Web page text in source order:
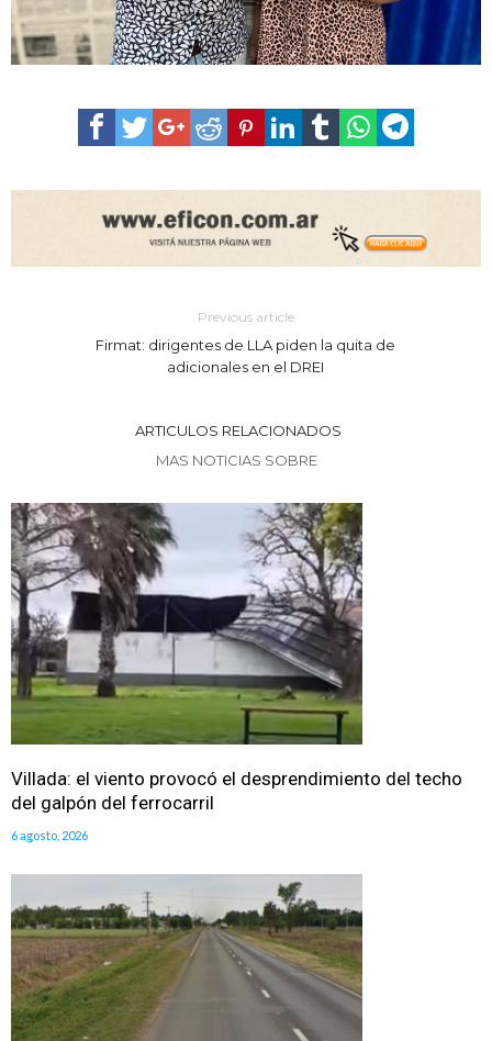
Previous article
Firmat: dirigentes de LLA piden la quita de
adicionales en el DREI
ARTICULOS RELACIONADOS
MAS NOTICIAS SOBRE
Villada: el viento provocó el desprendimiento del techo
del galpón del ferrocarril
6 agosto, 2026